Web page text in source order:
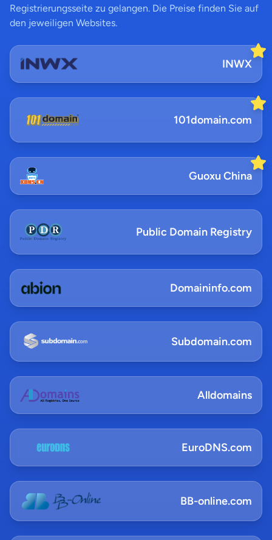
Registrierungsseite zu gelangen. Die Preise finden Sie auf
den jeweiligen Websites.
INWX
101domain.com
Guoxu China
Public Domain Registry
Domaininfo.com
Subdomain.com
Alldomains
EuroDNS.com
BB-online.com